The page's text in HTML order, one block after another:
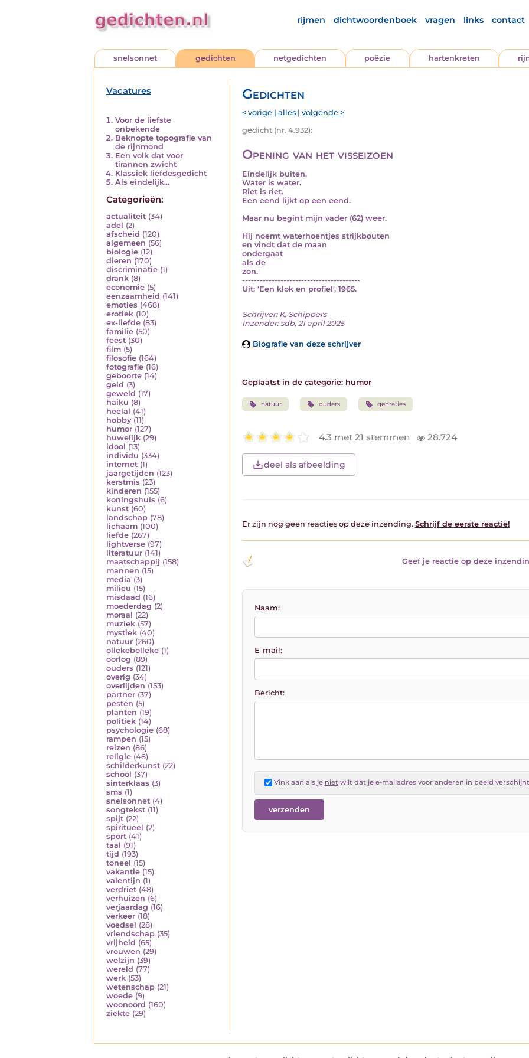
rijmen dichtwoordenboek vragen links contact
snelsonnet gedichten netgedichten poëzie hartenkreten
Vacatures
Voor de liefste
onbekende
Beknopte topografie van
de rijnmond
Een volk dat voor
tirannen zwicht
Klassiek liefdesgedicht
Als eindelijk...
Categorieën:
actualiteit (34)
adel (2)
afscheid (120)
algemeen (56)
biologie (12)
dieren (170)
discriminatie (1)
drank (8)
economie (5)
eenzaamheid (141)
emoties (468)
erotiek (10)
ex-liefde (83)
familie (50)
feest (30)
film (5)
filosofie (164)
fotografie (16)
geboorte (14)
geld (3)
geweld (17)
haiku (8)
heelal (41)
hobby (11)
humor (127)
huwelijk (29)
idool (13)
individu (334)
internet (1)
jaargetijden (123)
kerstmis (23)
kinderen (155)
koningshuis (6)
kunst (60)
landschap (78)
lichaam (100)
liefde (267)
lightverse (97)
literatuur (141)
maatschappij (158)
mannen (15)
media (3)
milieu (15)
misdaad (16)
moederdag (2)
moraal (22)
muziek (57)
mystiek (40)
natuur (260)
ollekebolleke (1)
oorlog (89)
ouders (121)
overig (34)
overlijden (153)
partner (37)
pesten (5)
planten (19)
politiek (14)
psychologie (68)
rampen (15)
reizen (86)
religie (48)
schilderkunst (22)
school (37)
sinterklaas (3)
sms (1)
snelsonnet (4)
songtekst (11)
spijt (22)
spiritueel (2)
sport (41)
taal (91)
tijd (193)
toneel (15)
vakantie (15)
valentijn (1)
verdriet (48)
verhuizen (6)
verjaardag (16)
verkeer (18)
voedsel (28)
vriendschap (35)
vrijheid (65)
vrouwen (29)
welzijn (39)
wereld (77)
werk (53)
wetenschap (21)
woede (9)
woonoord (160)
ziekte (29)
Gedichten
< vorige| alles| volgende >
gedicht (nr. 4.932):
Opening van het visseizoen
Eindelijk buiten.
Water is water.
Riet is riet.
Een eend lijkt op een eend.
Maar nu begint mijn vader (62) weer.
Hij noemt waterhoentjes strijkbouten
en vindt dat de maan
ondergaat
als de
zon.
----------------------------------------
Uit: 'Een klok en profiel', 1965.
Schrijver: K. Schippers
Inzender: sdb, 21 april 2025
Biografie van deze schrijver
Geplaatst in de categorie: humor
natuur ouders genraties
4.3 met 21 stemmen 28.724
deel als afbeelding
Er zijn nog geen reacties op deze inzending. Schrijf de eerste reactie!
Geef je reactie op deze
Naam:
E-mail:
Bericht:
Vink aan als je nietwilt dat je e-mailadres voor anderen in beeld verschijnt